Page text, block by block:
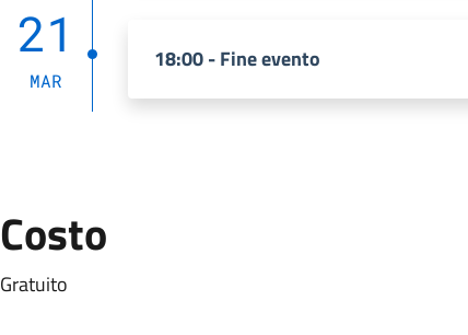
21
MAR
18:00 - Fine evento
Costo
Gratuito